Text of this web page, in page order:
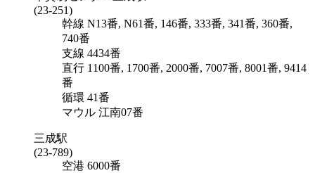
(23-251)
幹線 N13番, N61番, 146番, 333番, 341番, 360番,
740番
支線 4434番
直行 1100番, 1700番, 2000番, 7007番, 8001番, 9414
番
循環 41番
マウル 江南07番
三成駅
(23-789)
空港 6000番